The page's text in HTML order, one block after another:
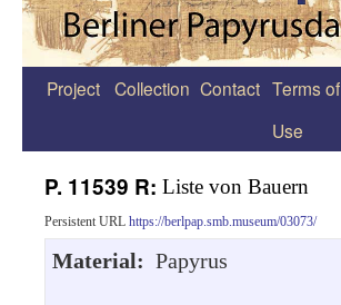
Zum
Project Collection Contact Terms of
Use
P. 11539 R: Liste von Bauern
Persistent URL https://berlpap.smb.museum/03073/
Material: Papyrus